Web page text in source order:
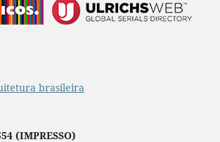
brasileira
(IMPRESSO)